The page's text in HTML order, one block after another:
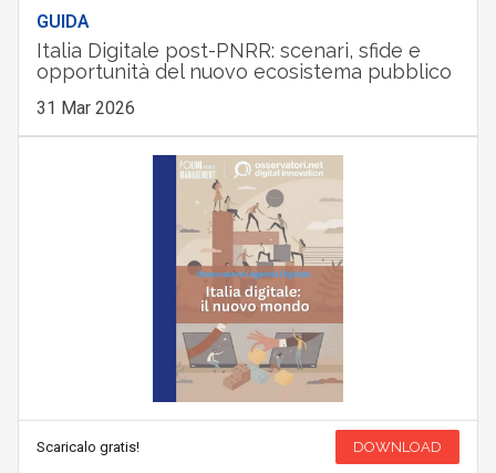
GUIDA
Italia Digitale post-PNRR: scenari, sfide e
opportunità del nuovo ecosistema pubblico
31 Mar 2026
Scaricalo gratis! DOWNLOAD